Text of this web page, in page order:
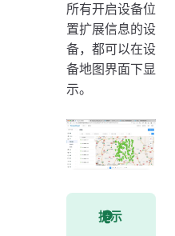
所有开启设备位
置扩展信息的设
备，都可以在设
备地图界面下显
示。
提示